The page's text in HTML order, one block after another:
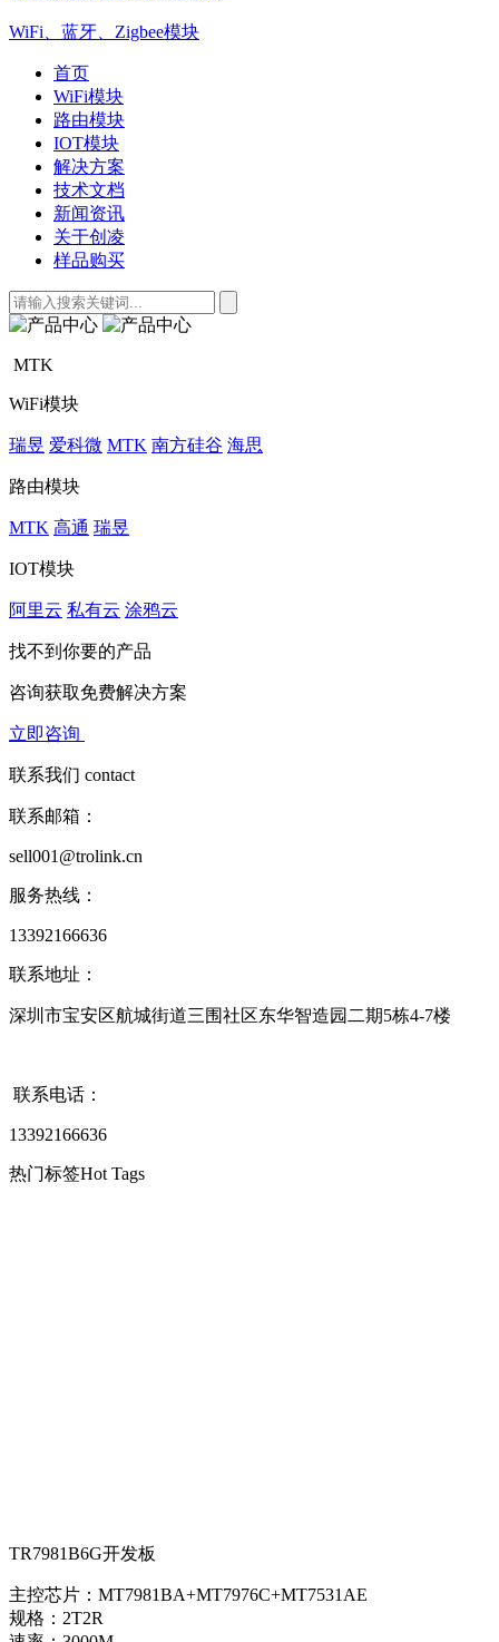
WiFi、蓝牙、Zigbee模块
首页
WiFi模块
路由模块
IOT模块
解决方案
技术文档
新闻资讯
关于创凌
样品购买
MTK
WiFi模块
瑞昱 爱科微 MTK 南方硅谷 海思
路由模块
MTK 高通 瑞昱
IOT模块
阿里云 私有云 涂鸦云
找不到你要的产品
咨询获取免费解决方案
立即咨询
联系我们 contact
联系邮箱：
sell001@trolink.cn
服务热线：
13392166636
联系地址：
深圳市宝安区航城街道三围社区东华智造园二期5栋4-7楼
联系电话：
13392166636
热门标签Hot Tags
TR7981B6G开发板
主控芯片：MT7981BA+MT7976C+MT7531AE
规格：2T2R